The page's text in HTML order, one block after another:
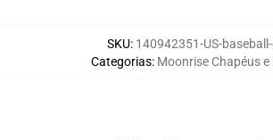
SKU: 140942351-US-
Categorias: Moonrise Chapéus e